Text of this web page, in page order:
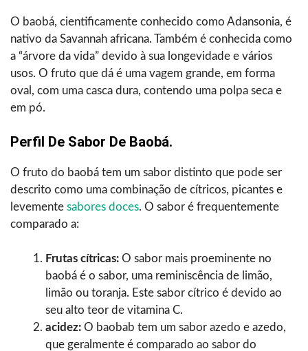
O baobá, cientificamente conhecido como Adansonia, é
nativo da Savannah africana. Também é conhecida como
a “árvore da vida” devido à sua longevidade e vários
usos. O fruto que dá é uma vagem grande, em forma
oval, com uma casca dura, contendo uma polpa seca e
em pó.
Perfil De Sabor De Baobá.
O fruto do baobá tem um sabor distinto que pode ser
descrito como uma combinação de cítricos, picantes e
levemente sabores doces. O sabor é frequentemente
comparado a:
Frutas cítricas: O sabor mais proeminente no
baobá é o sabor, uma reminiscência de limão,
limão ou toranja. Este sabor cítrico é devido ao
seu alto teor de vitamina C.
acidez: O baobab tem um sabor azedo e azedo,
que geralmente é comparado ao sabor do